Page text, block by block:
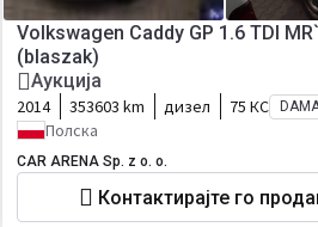
Volkswagen Caddy GP 1.6 TDI
(blaszak)
Аукција
2014 353603 km дизел 75 КС
Полска
CAR ARENA Sp. z o. o.
Контактирајте го